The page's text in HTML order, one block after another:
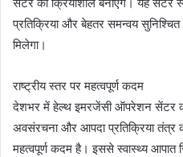
प्रतिक्रिया और बेहतर समन्वय
मिलेगा।
राष्ट्रीय स्तर पर महत्वपूर्ण कदम
देशभर में हेल्थ इमरजेंसी ऑपरेशन सेंटर की
अवसंरचना और आपदा प्रतिक्रिया तंत्र
महत्वपूर्ण कदम है। इससे स्वास्थ्य आपात